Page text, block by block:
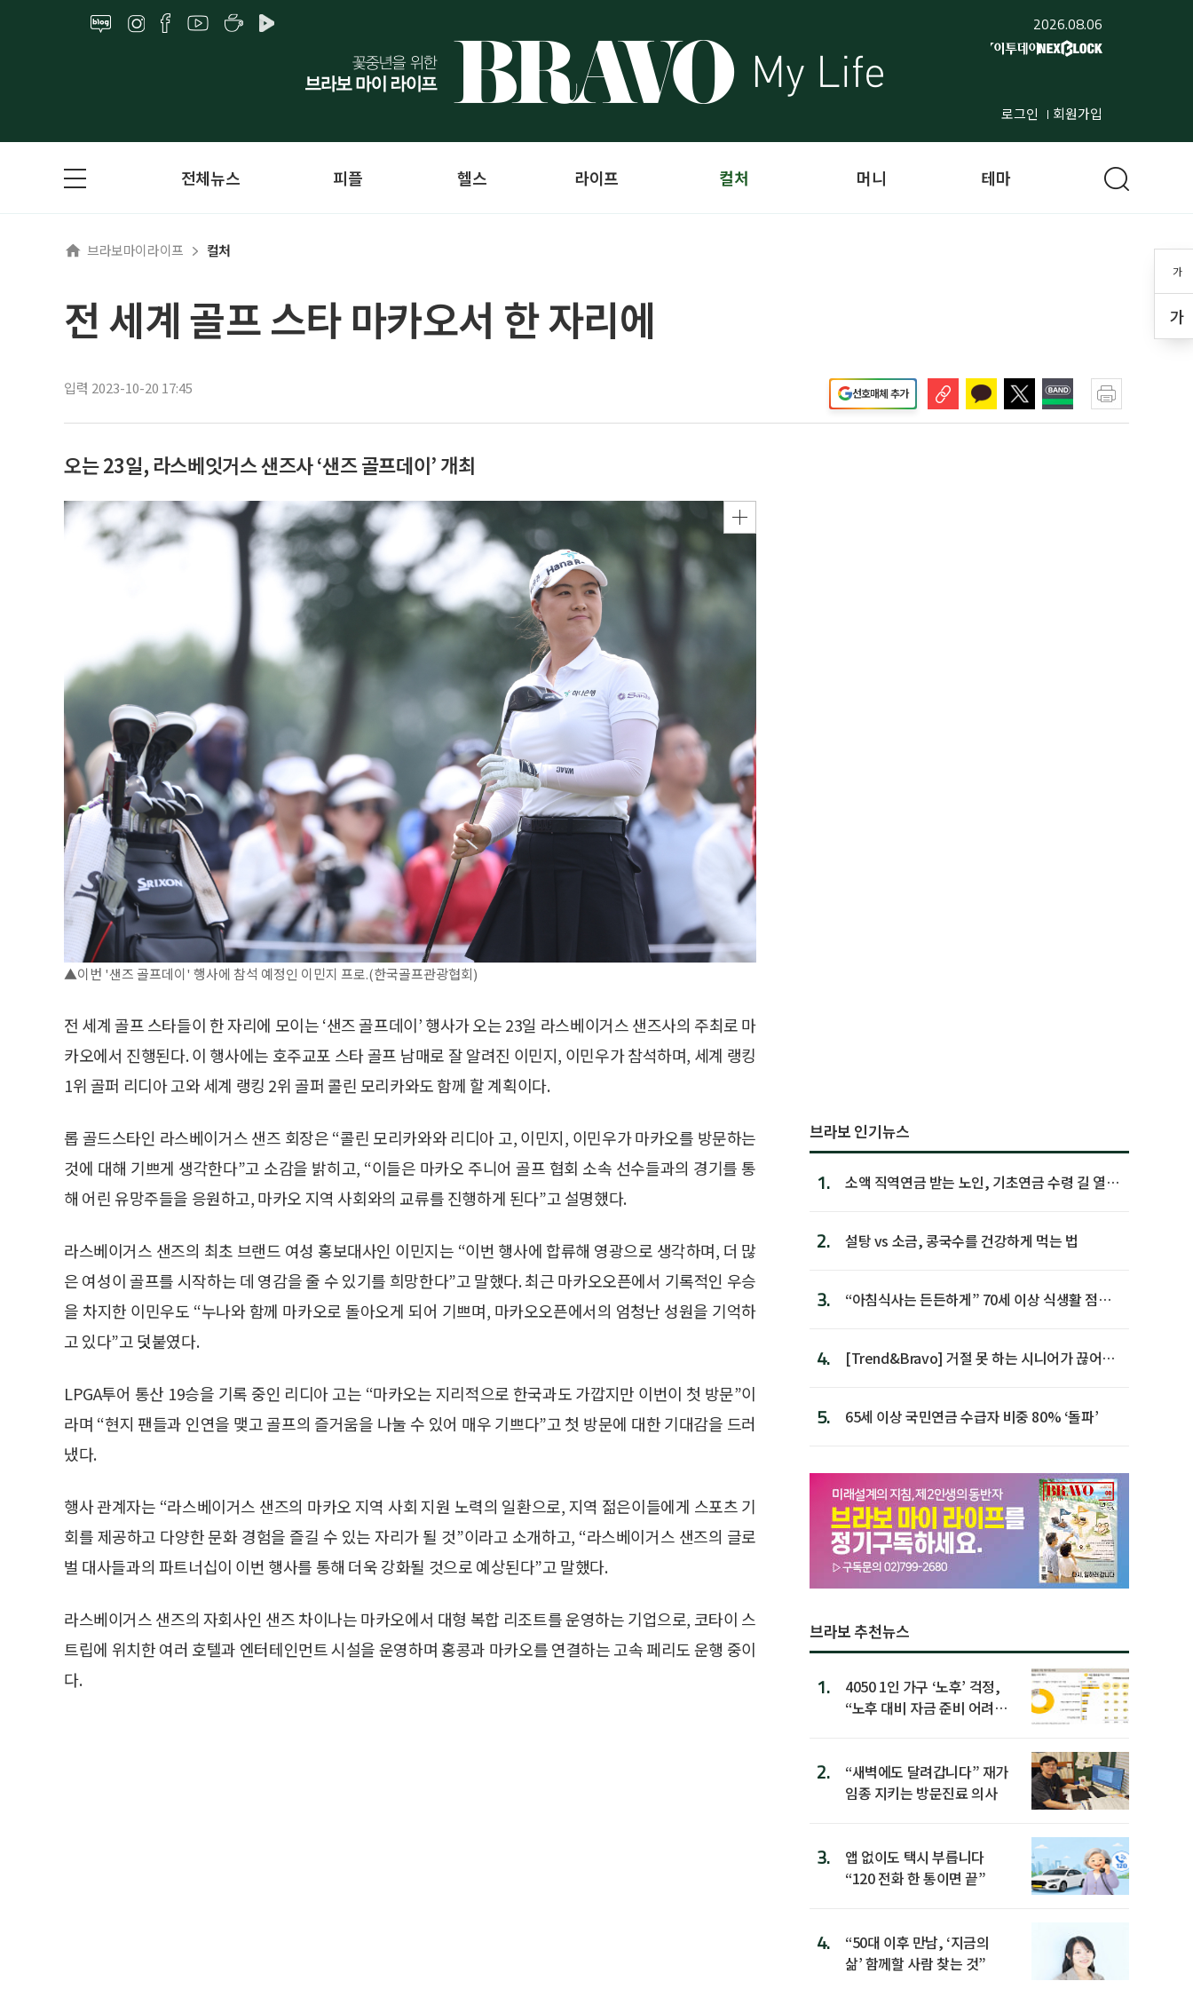
2026.08.06
로그인 회원가입
가
가
전체뉴스 피플 헬스 라이프 컬처 머니 테마
브라보마이라이프 컬처
전 세계 골프 스타 마카오서 한 자리에
입력 2023-10-20 17:45 선호매체 추가
오는 23일, 라스베잇거스 샌즈사 ‘샌즈 골프데이’ 개최
▲이번 '샌즈 골프데이' 행사에 참석 예정인 이민지 프로.(한국골프관광협회)
전 세계 골프 스타들이 한 자리에 모이는 ‘샌즈 골프데이’ 행사가 오는 23일 라스베이거스 샌즈사의 주최로 마
카오에서 진행된다. 이 행사에는 호주교포 스타 골프 남매로 잘 알려진 이민지, 이민우가 참석하며, 세계 랭킹
1위 골퍼 리디아 고와 세계 랭킹 2위 골퍼 콜린 모리카와도 함께 할 계획이다.
롭 골드스타인 라스베이거스 샌즈 회장은 “콜린 모리카와와 리디아 고, 이민지, 이민우가 마카오를 방문하는
것에 대해 기쁘게 생각한다”고 소감을 밝히고, “이들은 마카오 주니어 골프 협회 소속 선수들과의 경기를 통
해 어린 유망주들을 응원하고, 마카오 지역 사회와의 교류를 진행하게 된다”고 설명했다.
라스베이거스 샌즈의 최초 브랜드 여성 홍보대사인 이민지는 “이번 행사에 합류해 영광으로 생각하며, 더 많
은 여성이 골프를 시작하는 데 영감을 줄 수 있기를 희망한다”고 말했다. 최근 마카오오픈에서 기록적인 우승
을 차지한 이민우도 “누나와 함께 마카오로 돌아오게 되어 기쁘며, 마카오오픈에서의 엄청난 성원을 기억하
고 있다”고 덧붙였다.
LPGA투어 통산 19승을 기록 중인 리디아 고는 “마카오는 지리적으로 한국과도 가깝지만 이번이 첫 방문”이
라며 “현지 팬들과 인연을 맺고 골프의 즐거움을 나눌 수 있어 매우 기쁘다”고 첫 방문에 대한 기대감을 드러
냈다.
행사 관계자는 “라스베이거스 샌즈의 마카오 지역 사회 지원 노력의 일환으로, 지역 젊은이들에게 스포츠 기
회를 제공하고 다양한 문화 경험을 즐길 수 있는 자리가 될 것”이라고 소개하고, “라스베이거스 샌즈의 글로
벌 대사들과의 파트너십이 이번 행사를 통해 더욱 강화될 것으로 예상된다”고 말했다.
라스베이거스 샌즈의 자회사인 샌즈 차이나는 마카오에서 대형 복합 리조트를 운영하는 기업으로, 코타이 스
트립에 위치한 여러 호텔과 엔터테인먼트 시설을 운영하며 홍콩과 마카오를 연결하는 고속 페리도 운행 중이
다.
브라보 인기뉴스
1.
소액 직역연금 받는 노인, 기초연금 수령 길 열린
2. 설탕 vs 소금, 콩국수를 건강하게 먹는 법
3.
“아침식사는 든든하게” 70세 이상 식생활 점수
4.
[Trend&Bravo] 거절 못 하는 시니어가 끊어야
5. 65세 이상 국민연금 수급자 비중 80% ‘돌파’
브라보 추천뉴스
1.
4050 1인 가구 ‘노후’ 걱정,
“노후 대비 자금 준비 어려
2.
“새벽에도 달려갑니다” 재가
임종 지키는 방문진료 의사
3.
앱 없이도 택시 부릅니다
“120 전화 한 통이면 끝”
4.
“50대 이후 만남, ‘지금의
삶’ 함께할 사람 찾는 것”